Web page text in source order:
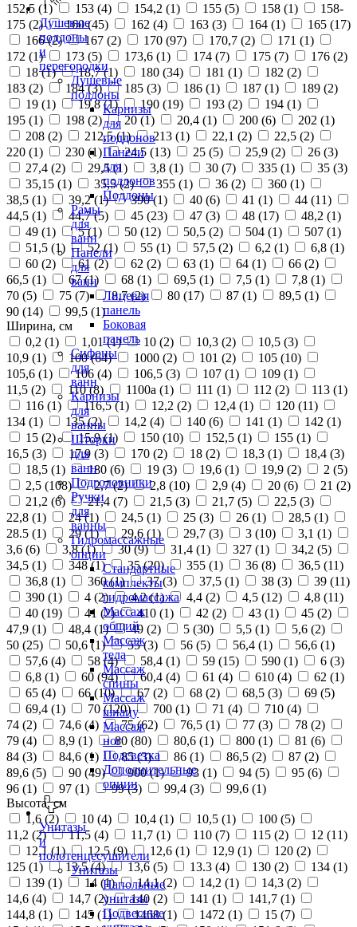
Душевые
поддоны
и
перегородки
Душевые
поддоны
Карнизы
для
поддонов
Панели
для
поддонов
Поддоны
Рамы
для
ванн
Панели
для
ванн
Лицевая
панель
Боковая
панель
Сифоны
для
ванн
Карнизы
для
ванны
Шторки
для
ванн
Подголовники
Ручки
для
ванны
Гидромассажные
опции
Стандартные
комплекты
гидромассажа
Массаж
общий
Массаж
тела
Массаж
спины
Массаж
шиацу
Массаж
ног
Подсветка
Дополнительные
опции
Унитазы
и
полотенцесушители
Унитазы
Напольные
унитазы
Подвесные
152,5 (1) 153 (4) 154,2 (1) 155 (5) 158 (1)
158-
175 (2) 160 (45) 162 (4) 163 (3) 164 (1) 165 (17)
166 (2) 167 (2) 170 (97) 170,7 (2) 171 (1)
172 (1) 173 (5) 173,6 (1) 174 (7) 175 (7) 176 (2)
18 (1) 18,7 (1) 180 (34) 181 (1) 182 (2)
183 (2) 184 (3) 185 (3) 186 (1) 187 (1) 189 (2)
19 (1) 19,8 (1) 190 (19) 193 (2) 194 (1)
195 (1) 198 (2) 20 (1) 20,4 (1) 200 (6) 202 (1)
208 (2) 212,5 (1) 213 (1) 22,1 (2) 22,5 (2)
220 (1) 230 (1) 24,5 (13) 25 (5) 25,9 (2) 26 (3)
27,4 (2) 29,5 (1) 3,8 (1) 30 (7) 335 (1) 35 (3)
35,15 (1) 35,5 (2) 355 (1) 36 (2) 360 (1)
38,5 (1) 39,2 (1) 390 (1) 40 (6) 41 (1) 44 (11)
44,5 (1) 44,7 (5) 45 (23) 47 (3) 48 (17) 48,2 (1)
49 (1) 5 (1) 50 (12) 50,5 (2) 504 (1) 507 (1)
51,5 (1) 52 (1) 55 (1) 57,5 (2) 6,2 (1) 6,8 (1)
60 (2) 61 (2) 62 (2) 63 (1) 64 (1) 66 (2)
66,5 (1) 67 (1) 68 (1) 69,5 (1) 7,5 (1) 7,8 (1)
70 (5) 75 (7) 8,7 (2) 80 (17) 87 (1) 89,5 (1)
90 (14) 99,5 (1)
Ширина, см
0,2 (1) 1,01 (1) 10 (2) 10,3 (2) 10,5 (3)
10,9 (1) 100 (64) 1000 (2) 101 (2) 105 (10)
105,6 (1) 106 (4) 106,5 (3) 107 (1) 109 (1)
11,5 (2) 110 (8) 1100а (1) 111 (1) 112 (2) 113 (1)
116 (1) 116,5 (1) 12,2 (2) 12,4 (1) 120 (11)
134 (1) 135 (2) 14,2 (4) 140 (6) 141 (1) 142 (1)
15 (2) 15,9 (1) 150 (10) 152,5 (1) 155 (1)
16,5 (3) 17,9 (3) 170 (2) 18 (2) 18,3 (1) 18,4 (3)
18,5 (1) 180 (6) 19 (3) 19,6 (1) 19,9 (2) 2 (5)
2,5 (108) 2,7 (2) 2,8 (10) 2,9 (4) 20 (6) 21 (2)
21,2 (6) 21,4 (7) 21,5 (3) 21,7 (5) 22,5 (3)
22,8 (1) 24 (1) 24,5 (1) 25 (3) 26 (1) 28,5 (1)
28.5 (1) 29 (1) 29,6 (1) 29,7 (3) 3 (10) 3,1 (1)
3,6 (6) 3,8 (1) 30 (9) 31,4 (1) 327 (1) 34,2 (5)
34,5 (1) 348 (1) 35 (20) 355 (1) 36 (8) 36,5 (11)
36,8 (1) 360 (1) 37 (3) 37,5 (1) 38 (3) 39 (11)
390 (1) 4 (2) 4,2 (1) 4,4 (2) 4,5 (12) 4,8 (11)
40 (19) 41 (2) 410 (1) 42 (2) 43 (1) 45 (2)
47,9 (1) 48,4 (1) 49 (2) 5 (30) 5,5 (1) 5,6 (2)
50 (25) 50,6 (1) 55 (3) 56 (5) 56,4 (1) 56,6 (1)
57,6 (4) 58 (4) 58,4 (1) 59 (15) 590 (1) 6 (3)
6,8 (1) 60 (94) 60,4 (4) 61 (4) 610 (4) 62 (1)
65 (4) 66 (10) 67 (2) 68 (2) 68,5 (3) 69 (5)
69,4 (1) 70 (120) 700 (1) 71 (4) 710 (4)
74 (2) 74,6 (4) 75 (62) 76,5 (1) 77 (3) 78 (2)
79 (4) 8,9 (1) 80 (80) 80,6 (1) 800 (1) 81 (6)
84 (3) 84,6 (1) 85 (3) 86 (1) 86,5 (2) 87 (2)
89,6 (5) 90 (49) 900 (1) 93 (1) 94 (5) 95 (6)
96 (1) 97 (1) 99 (3) 99,4 (3) 99,6 (1)
Высота, см
1,6 (2) 10 (4) 10,4 (1) 10,5 (1) 100 (5)
11,2 (2) 11,5 (4) 11,7 (1) 110 (7) 115 (2) 12 (11)
12,1 (1) 12,5 (9) 12,6 (1) 12,9 (1) 120 (2)
125 (1) 13,5 (4) 13,6 (5) 13.3 (4) 130 (2) 134 (1)
139 (1) 14 (1) 14,1 (2) 14,2 (1) 14,3 (2)
14,6 (4) 14,7 (2) 140 (2) 141 (1) 141,7 (1)
144,8 (1) 145 (1) 1468 (1) 1472 (1) 15 (7)